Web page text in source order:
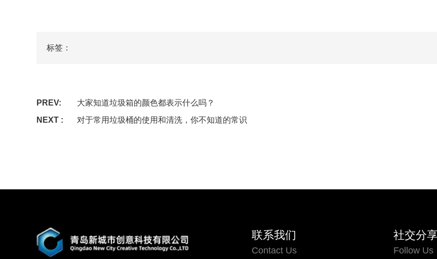
标签：
PREV:
大家知道垃圾箱的颜色都表示什么吗？
NEXT :
对于常用垃圾桶的使用和清洗，你不知道的常识
联系我们
Contact Us
社交分享
Follow Us